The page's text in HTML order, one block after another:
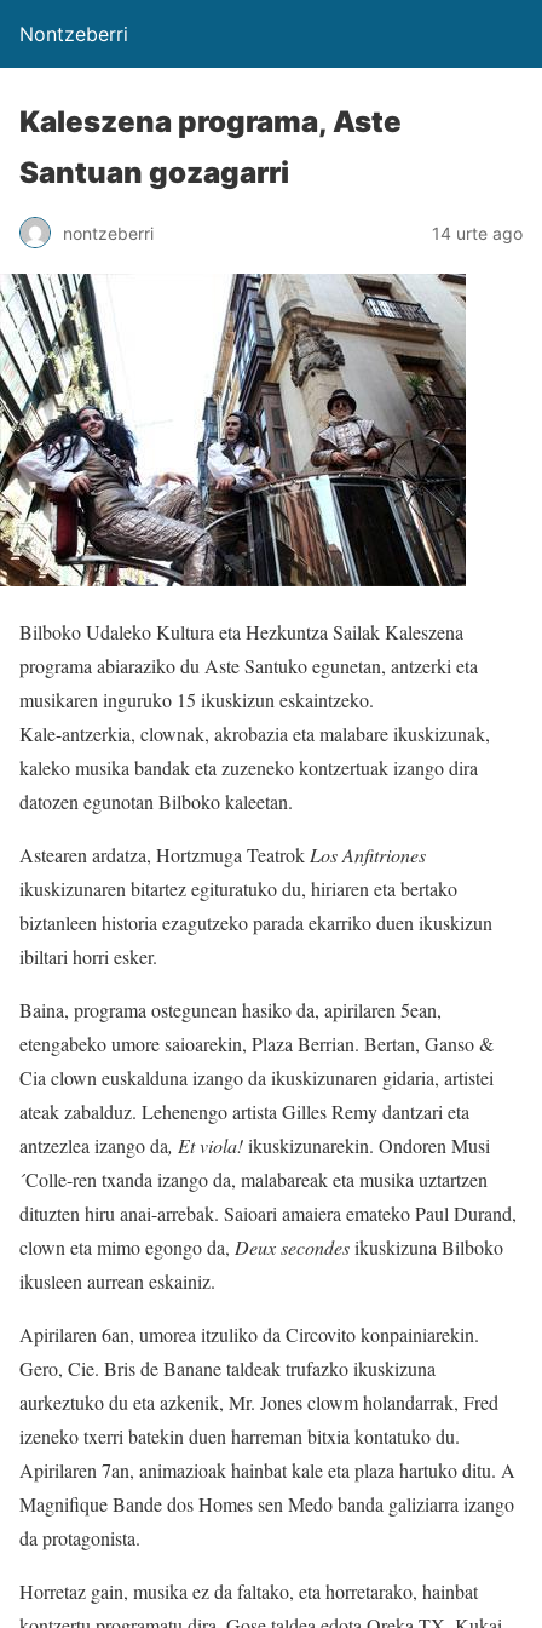
Nontzeberri
Kaleszena programa, Aste
Santuan gozagarri
nontzeberri 14 urte ago
Bilboko Udaleko Kultura eta Hezkuntza Sailak Kaleszena
programa abiaraziko du Aste Santuko egunetan, antzerki eta
musikaren inguruko 15 ikuskizun eskaintzeko.
Kale-antzerkia, clownak, akrobazia eta malabare ikuskizunak,
kaleko musika bandak eta zuzeneko kontzertuak izango dira
datozen egunotan Bilboko kaleetan.
Astearen ardatza, Hortzmuga Teatrok Los Anfitriones
ikuskizunaren bitartez egituratuko du, hiriaren eta bertako
biztanleen historia ezagutzeko parada ekarriko duen ikuskizun
ibiltari horri esker.
Baina, programa ostegunean hasiko da, apirilaren 5ean,
etengabeko umore saioarekin, Plaza Berrian. Bertan, Ganso &
Cia clown euskalduna izango da ikuskizunaren gidaria, artistei
ateak zabalduz. Lehenengo artista Gilles Remy dantzari eta
antzezlea izango da, Et viola!ikuskizunarekin. Ondoren Musi
´Colle-ren txanda izango da, malabareak eta musika uztartzen
dituzten hiru anai-arrebak. Saioari amaiera emateko Paul Durand,
clown eta mimo egongo da, Deux secondesikuskizuna Bilboko
ikusleen aurrean eskainiz.
Apirilaren 6an, umorea itzuliko da Circovito konpainiarekin.
Gero, Cie. Bris de Banane taldeak trufazko ikuskizuna
aurkeztuko du eta azkenik, Mr. Jones clowm holandarrak, Fred
izeneko txerri batekin duen harreman bitxia kontatuko du.
Apirilaren 7an, animazioak hainbat kale eta plaza hartuko ditu. A
Magnifique Bande dos Homes sen Medo banda galiziarra izango
da protagonista.
Horretaz gain, musika ez da faltako, eta horretarako, hainbat